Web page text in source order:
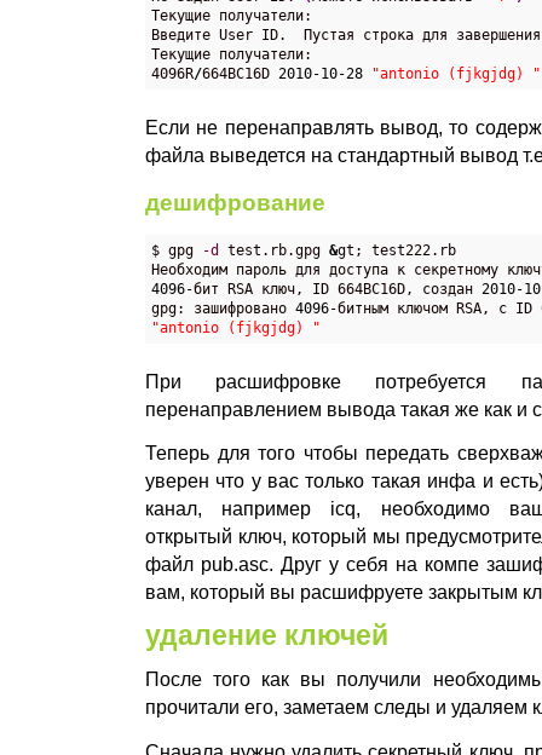
Текущие получатели:
Введите User ID.  Пустая строка для
Текущие получатели:
4096R/664BC16D 2010-10-28 "antonio (fjkgjdg) "
Если не перенаправлять вывод, то
файла выведется на стандартный вывод
дешифрование
$ gpg -d test.rb.gpg &gt; test222.rb
Необходим пароль для доступа к секретному
4096-бит RSA ключ, ID 664BC16D, создан 2010-10
gpg: зашифровано 4096-битным ключом RSA, с ID
"antonio (fjkgjdg) "
При расшифровке потребуется
перенаправлением вывода такая же как
Теперь для того чтобы передать
уверен что у вас только такая инфа и
канал, например icq, необходимо
открытый ключ, который мы
файл pub.asc. Друг у себя на компе
вам, который вы расшифруете закрытым
удаление ключей
После того как вы получили
прочитали его, заметаем следы и удаляем